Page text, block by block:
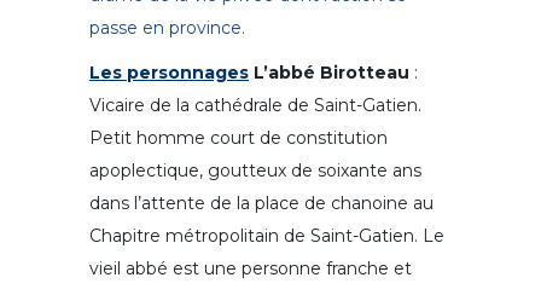
passe en province.
Les personnages L’abbé Birotteau :
Vicaire de la cathédrale de Saint-Gatien.
Petit homme court de constitution
apoplectique, goutteux de soixante ans
dans l’attente de la place de chanoine au
Chapitre métropolitain de Saint-Gatien. Le
vieil abbé est une personne franche et